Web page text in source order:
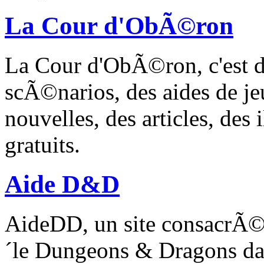
La Cour d'ObÃ©ron
La Cour d'ObÃ©ron, c'est
scÃ©narios, des aides de
nouvelles, des articles,
gratuits.
Aide D&D
AideDD, un site
´le Dungeons & Dragons